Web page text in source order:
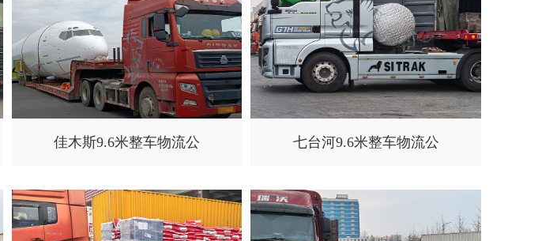
佳木斯9.6米整车物流公 七台河9.6米整车物流公